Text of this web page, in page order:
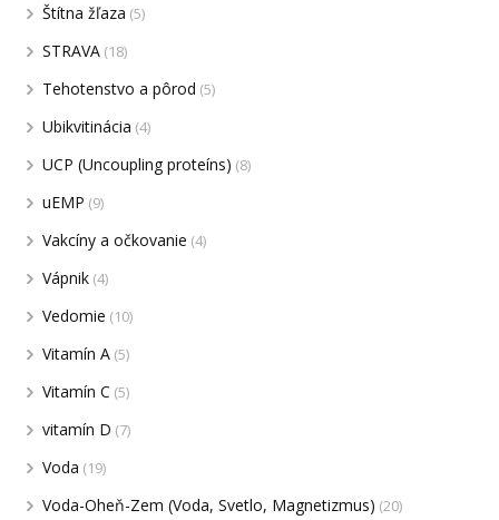
Štítna žľaza (5)
STRAVA (18)
Tehotenstvo a pôrod (5)
Ubikvitinácia (4)
UCP (Uncoupling proteíns) (8)
uEMP (9)
Vakcíny a očkovanie (4)
Vápnik (4)
Vedomie (10)
Vitamín A (5)
Vitamín C (5)
vitamín D (7)
Voda (19)
Voda-Oheň-Zem (Voda, Svetlo, Magnetizmus) (20)